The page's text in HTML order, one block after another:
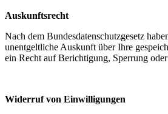
Auskunftsrecht
Nach dem Bundesdatenschutzgesetz
unentgeltliche Auskunft über Ihre
ein Recht auf Berichtigung, Sperrung
Widerruf von Einwilligungen